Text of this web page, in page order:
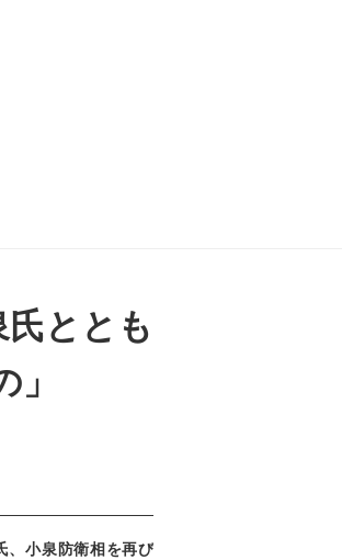
ととも
、小泉防衛相を再び